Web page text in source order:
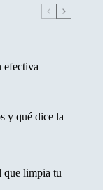
efectiva
y qué dice la
que limpia tu